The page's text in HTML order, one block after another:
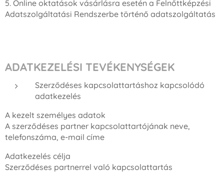
5. Online oktatások vásárlásra esetén a Felnőttképzési
Adatszolgáltatási Rendszerbe történő adatszolgáltatás
ADATKEZELÉSI TEVÉKENYSÉGEK
Szerződéses kapcsolattartáshoz kapcsolódó
adatkezelés
A kezelt személyes adatok
A szerződéses partner kapcsolattartójának neve,
telefonszáma, e-mail címe
Adatkezelés célja
Szerződéses partnerrel való kapcsolattartás